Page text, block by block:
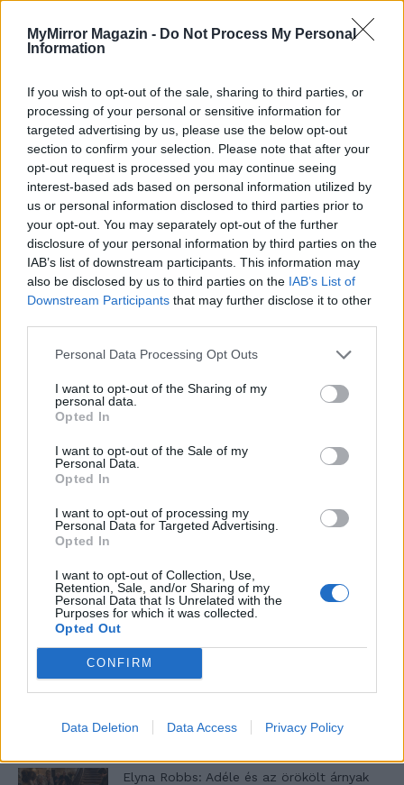
MyMirror Magazin - Do Not Process My Personal
Information
If you wish to opt-out of the sale, sharing to third parties, or
processing of your personal or sensitive information for
targeted advertising by us, please use the below opt-out
section to confirm your selection. Please note that after your
opt-out request is processed you may continue seeing
interest-based ads based on personal information utilized by
us or personal information disclosed to third parties prior to
your opt-out. You may separately opt-out of the further
disclosure of your personal information by third parties on the
IAB’s list of downstream participants. This information may
also be disclosed by us to third parties on the IAB’s List of
Downstream Participants that may further disclose it to other
Personal Data Processing Opt Outs
I want to opt-out of the Sharing of my
personal data.
Opted In
I want to opt-out of the Sale of my
Personal Data.
Opted In
I want to opt-out of processing my
Personal Data for Targeted Advertising.
Opted In
I want to opt-out of Collection, Use,
Retention, Sale, and/or Sharing of my
Personal Data that Is Unrelated with the
Purposes for which it was collected.
Opted Out
CONFIRM
Data Deletion Data Access Privacy Policy
Megbocsáthatatlan bűnök 2.rész
Megbocsáthatatlan bűnök 1.rész
Szent Genovéva, a túlélő Franciaország
jelképe
T. szereti a fiatal lányokat 14. rész
Pedig szóltam… – Miért nem hiszünk a
nőknek, amikor segítséget kérnek?
A legidegesítőbb kifejezések laza
Elyna Robbs: Adéle és az örökölt árnyak